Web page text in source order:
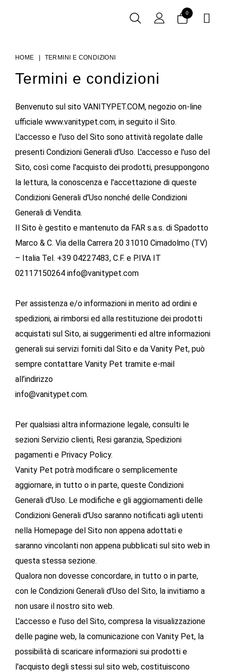
0 
HOME TERMINI E CONDIZIONI
Termini e condizioni
Benvenuto sul sito VANITYPET.COM, negozio on-line
ufficiale www.vanitypet.com, in seguito il Sito.
L'accesso e l'uso del Sito sono attività regolate dalle
presenti Condizioni Generali d'Uso. L'accesso e l'uso del
Sito, così come l'acquisto dei prodotti, presuppongono
la lettura, la conoscenza e l'accettazione di queste
Condizioni Generali d'Uso nonché delle Condizioni
Generali di Vendita.
Il Sito è gestito e mantenuto da FAR s.a.s. di Spadotto
Marco & C. Via della Carrera 20 31010 Cimadolmo (TV)
– Italia Tel. +39 04227483, C.F. e P.IVA IT
02117150264 info@vanitypet.com
Per assistenza e/o informazioni in merito ad ordini e
spedizioni, ai rimborsi ed alla restituzione dei prodotti
acquistati sul Sito, ai suggerimenti ed altre informazioni
generali sui servizi forniti dal Sito e da Vanity Pet, può
sempre contattare Vanity Pet tramite e-mail
all’indirizzo
info@vanitypet.com.
Per qualsiasi altra informazione legale, consulti le
sezioni Servizio clienti, Resi garanzia, Spedizioni
pagamenti e Privacy Policy.
Vanity Pet potrà modificare o semplicemente
aggiornare, in tutto o in parte, queste Condizioni
Generali d'Uso. Le modifiche e gli aggiornamenti delle
Condizioni Generali d'Uso saranno notificati agli utenti
nella Homepage del Sito non appena adottati e
saranno vincolanti non appena pubblicati sul sito web in
questa stessa sezione.
Qualora non dovesse concordare, in tutto o in parte,
con le Condizioni Generali d'Uso del Sito, la invitiamo a
non usare il nostro sito web.
L'accesso e l'uso del Sito, compresa la visualizzazione
delle pagine web, la comunicazione con Vanity Pet, la
possibilità di scaricare informazioni sui prodotti e
l'acquisto degli stessi sul sito web, costituiscono